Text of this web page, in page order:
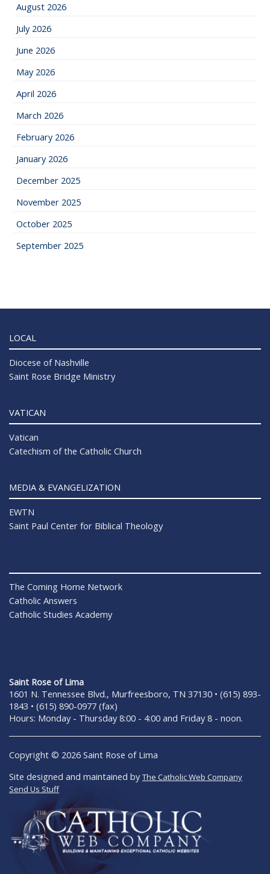
August 2026
July 2026
June 2026
May 2026
April 2026
March 2026
February 2026
January 2026
December 2025
November 2025
October 2025
September 2025
LOCAL
Diocese of Nashville
Saint Rose Bridge Ministry
VATICAN
Vatican
Catechism of the Catholic Church
MEDIA & EVANGELIZATION
EWTN
Saint Paul Center for Biblical Theology
The Coming Home Network
Catholic Answers
Catholic Studies Academy
Saint Rose of Lima
1601 N. Tennessee Blvd., Murfreesboro, TN 37130 • (615) 893-
1843 • (615) 890-0977 (fax)
Hours: Monday - Thursday 8:00 - 4:00 and Friday 8 - noon.
Copyright © 2026 Saint Rose of Lima
Site designed and maintained byThe Catholic Web Company
Send Us Stuff